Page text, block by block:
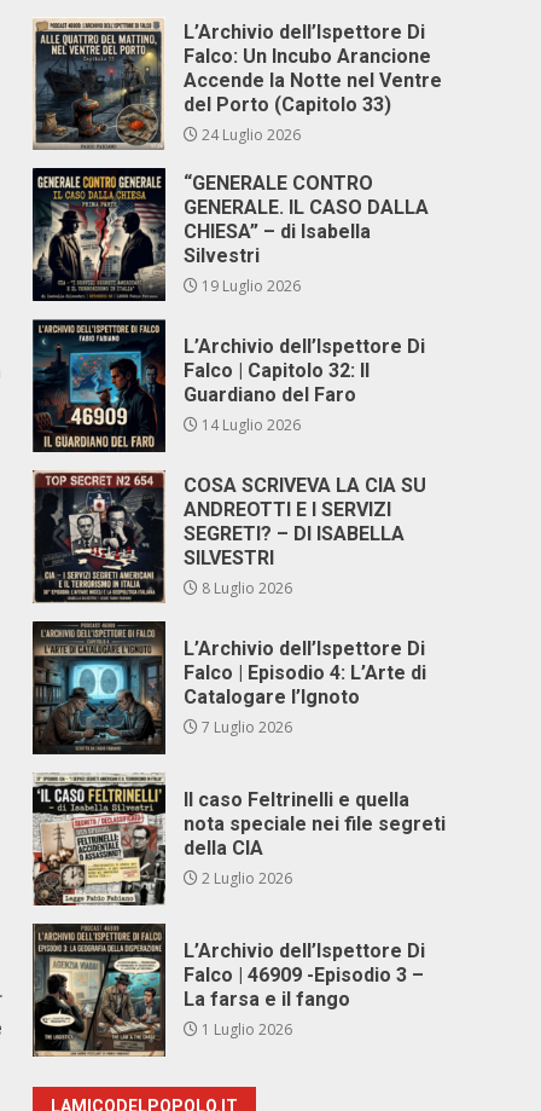
L’Archivio dell’Ispettore Di
Falco: Un Incubo Arancione
Accende la Notte nel Ventre
del Porto (Capitolo 33)
24 Luglio 2026
“GENERALE CONTRO
GENERALE. IL CASO DALLA
CHIESA” – di Isabella
Silvestri
19 Luglio 2026
L’Archivio dell’Ispettore Di
Falco | Capitolo 32: Il
Guardiano del Faro
14 Luglio 2026
COSA SCRIVEVA LA CIA SU
ANDREOTTI E I SERVIZI
SEGRETI? – DI ISABELLA
SILVESTRI
8 Luglio 2026
L’Archivio dell’Ispettore Di
Falco | Episodio 4: L’Arte di
Catalogare l’Ignoto
7 Luglio 2026
Il caso Feltrinelli e quella
nota speciale nei file segreti
della CIA
2 Luglio 2026
L’Archivio dell’Ispettore Di
Falco | 46909 -Episodio 3 –
La farsa e il fango
1 Luglio 2026
LAMICODELPOPOLO.IT